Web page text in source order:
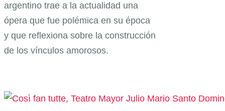
argentino trae a la actualidad una
ópera que fue polémica en su época
y que reflexiona sobre la construcción
de los vínculos amorosos.